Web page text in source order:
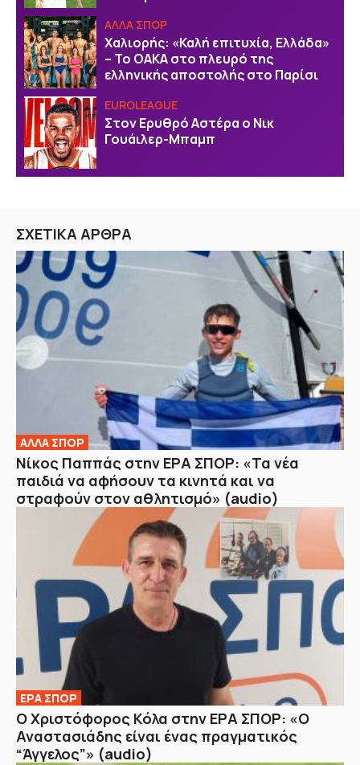
ΑΛΛΑ ΣΠΟΡ
Χαλιορής: «Καλή επιτυχία, Ελλάδα»
– Το ΟΑΚΑ στο πλευρό της
ελληνικής αποστολής στο Παρίσι
EUROLEAGUE
Στον Ερυθρό Αστέρα ο Νικ
Γουάιλερ-Μπαμπ
ΣΧΕΤΙΚΑ ΑΡΘΡΑ
ΑΛΛΑ ΣΠΟΡ
Νίκος Παππάς στην ΕΡΑ ΣΠΟΡ: «Τα νέα
παιδιά να αφήσουν τα κινητά και να
στραφούν στον αθλητισμό» (audio)
ΕΡΑ ΣΠΟΡ
Ο Χριστόφορος Κόλα στην ΕΡΑ ΣΠΟΡ: «Ο
Αναστασιάδης είναι ένας πραγματικός
“Άγγελος”» (audio)